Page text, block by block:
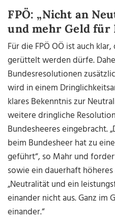
FPÖ: „Nicht an
und mehr Geld für
Für die FPÖ OÖ ist auch
gerüttelt werden dürfe.
Bundesresolutionen
wird in einem
klares Bekenntnis zur
weitere dringliche
Bundesheeres eingebracht.
beim Bundesheer hat zu
geführt“, so Mahr und
sowie ein dauerhaft
„Neutralität und ein
einander nicht aus. Ganz im
einander.“